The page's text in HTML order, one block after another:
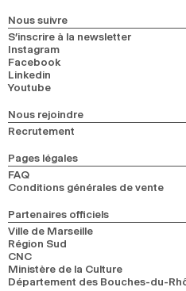
Nous suivre
S’inscrire à la newsletter
Instagram
Facebook
Linkedin
Youtube
Nous rejoindre
Recrutement
Pages légales
FAQ
Conditions générales de vente
Partenaires officiels
Ville de Marseille
Région Sud
CNC
Ministère de la Culture
Département des Bouches-du-